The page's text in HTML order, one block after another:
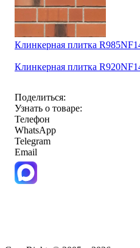
Клинкерная плитка
Клинкерная плитка
Поделиться:
Узнать о товаре:
Телефон
WhatsApp
Telegram
Email